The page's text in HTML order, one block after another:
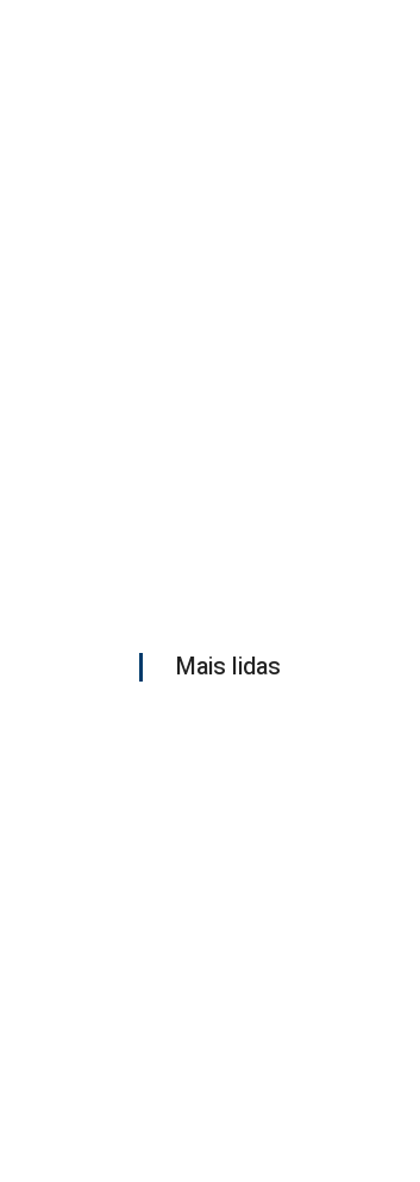
Mais lidas